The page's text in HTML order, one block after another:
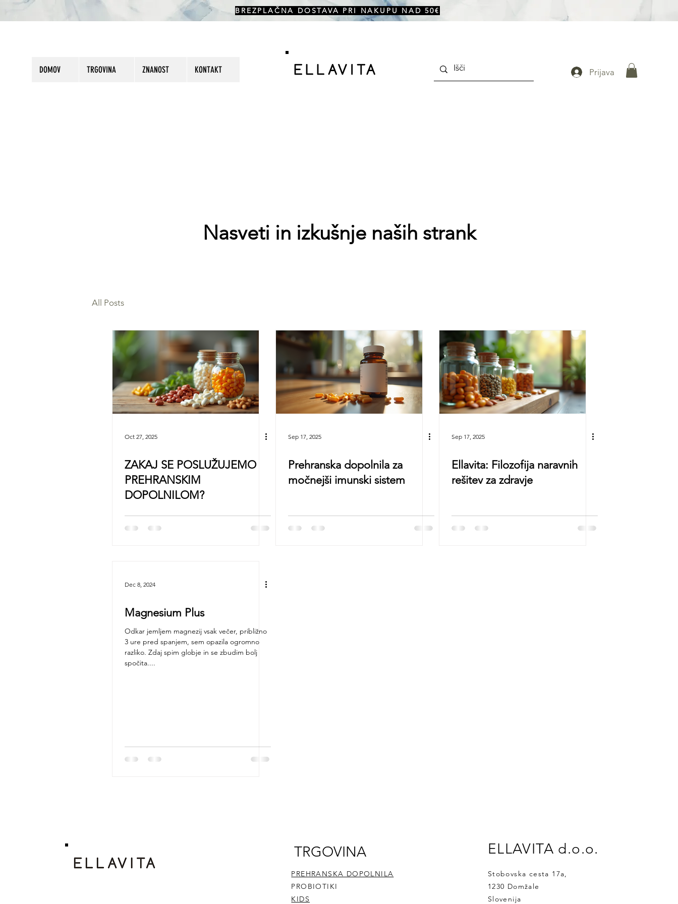
BREZPLAČNA DOSTAVA PRI NAKUPU NAD 50€
DOMOV TRGOVINA ZNANOST KONTAKT Prijava
Nasveti in izkušnje naših strank
All Posts
Oct 27, 2025
ZAKAJ SE POSLUŽUJEMO
PREHRANSKIM
DOPOLNILOM?
Sep 17, 2025
Prehranska dopolnila za
močnejši imunski sistem
Sep 17, 2025
Ellavita: Filozofija naravnih
rešitev za zdravje
Dec 8, 2024
Magnesium Plus
Odkar jemljem magnezij vsak večer, približno
3 ure pred spanjem, sem opazila ogromno
razliko. Zdaj spim globje in se zbudim bolj
spočita....
TRGOVINA
PREHRANSKA DOPOLNILA
PROBIOTIKI
KIDS
ELLAVITA d.o.o.
Stobovska cesta 17a,
1230 Domžale
Slovenija